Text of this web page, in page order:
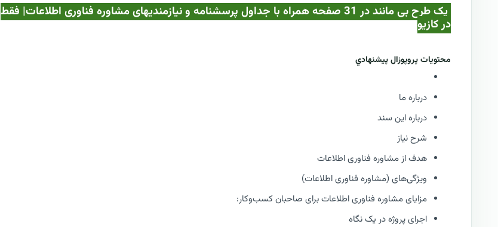
یک طرح بی مانند در 31 صفحه همراه با جداول پرسشنامه و نیازمندیهای مشاوره فناوری اطلاعات| فقط
در کازيو
محتويات پروپوزال پيشنهادي
درباره ما
درباره این سند
شرح نیاز
هدف از مشاوره فناوری اطلاعات
ویژگی‌های (مشاوره فناوری اطلاعات)
مزایای مشاوره فناوری اطلاعات برای صاحبان کسب‌وکار:
اجرای پروژه در یک نگاه